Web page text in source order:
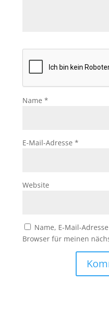
Name *
E-Mail-Adresse *
Website
Name, E-Mail-
Browser für meinen